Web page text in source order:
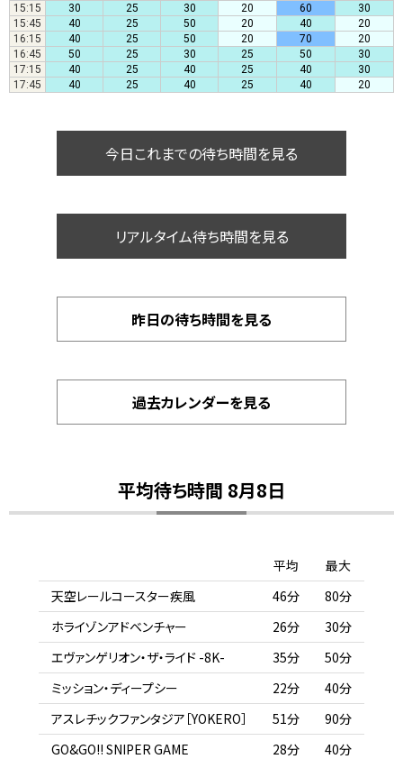
15:15
30 25 30 20 60
30
15:45
40 25 50 20 40
20
16:15
40 25 50 20 70
20
16:45
50 25 30 25 50
30
17:15
40 25 40 25 40
30
17:45
40 25 40 25 40 20
今日これまでの待ち時間を見る
リアルタイム待ち時間を見る
昨日の待ち時間を見る
過去カレンダーを見る
平均待ち時間 8月8日
平均
最大
天空レールコースター疾風
46分
80分
ホライゾンアドベンチャー
26分
30分
エヴァンゲリオン・ザ・ライド -8K-
35分
50分
ミッション・ディープシー
22分
40分
アスレチックファンタジア［YOKERO］
51分
90分
GO&GO!! SNIPER GAME
28分 40分